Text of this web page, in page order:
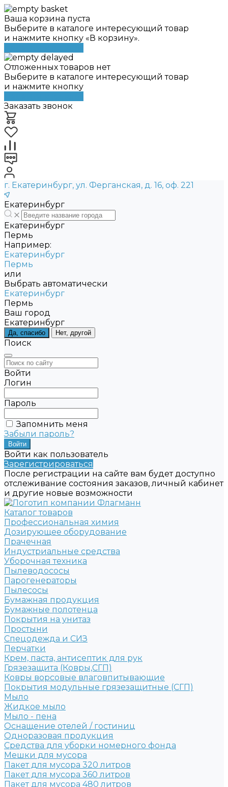
Ваша корзина пуста
Выберите в каталоге интересующий товар
и нажмите кнопку «В корзину».
Отложенных товаров нет
Выберите в каталоге интересующий товар
и нажмите кнопку
Заказать звонок
г. Екатеринбург, ул. Ферганская, д. 16, оф. 221
Екатеринбург
Екатеринбург
Пермь
Например:
Екатеринбург
Пермь
или
Выбрать автоматически
Екатеринбург
Пермь
Ваш город
Екатеринбург
Да, спасибо Нет, другой
Поиск
Войти
Логин
Пароль
Запомнить меня
Забыли пароль?
Войти как пользователь
Зарегистрироваться
После регистрации на сайте вам будет доступно
отслеживание состояния заказов, личный кабинет
и другие новые возможности
Каталог товаров
Профессиональная химия
Дозирующее оборудование
Прачечная
Индустриальные средства
Уборочная техника
Пылеводососы
Парогенераторы
Пылесосы
Бумажная продукция
Бумажные полотенца
Покрытия на унитаз
Простыни
Спецодежда и СИЗ
Перчатки
Крем, паста, антисептик для рук
Грязезащита (Ковры,СГП)
Ковры ворсовые влаговпитывающие
Покрытия модульные грязезащитные (СГП)
Мыло
Жидкое мыло
Мыло - пена
Оснащение отелей / гостиниц
Одноразовая продукция
Средства для уборки номерного фонда
Мешки для мусора
Пакет для мусора 320 литров
Пакет для мусора 360 литров
Пакет для мусора 480 литров